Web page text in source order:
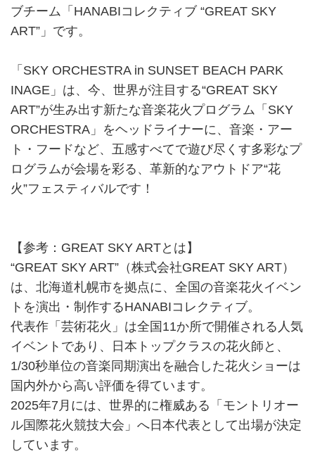
ブチーム「HANABIコレクティブ “GREAT SKY
ART”」です。
「SKY ORCHESTRA in SUNSET BEACH PARK
INAGE」は、今、世界が注目する“GREAT SKY
ART”が生み出す新たな音楽花火プログラム「SKY
ORCHESTRA」をヘッドライナーに、音楽・アー
ト・フードなど、五感すべてで遊び尽くす多彩なプ
ログラムが会場を彩る、革新的なアウトドア“花
火”フェスティバルです！
【参考：GREAT SKY ARTとは】
“GREAT SKY ART”（株式会社GREAT SKY ART）
は、北海道札幌市を拠点に、全国の音楽花火イベン
トを演出・制作するHANABIコレクティブ。
代表作「芸術花火」は全国11か所で開催される人気
イベントであり、日本トップクラスの花火師と、
1/30秒単位の音楽同期演出を融合した花火ショーは
国内外から高い評価を得ています。
2025年7月には、世界的に権威ある「モントリオー
ル国際花火競技大会」へ日本代表として出場が決定
しています。